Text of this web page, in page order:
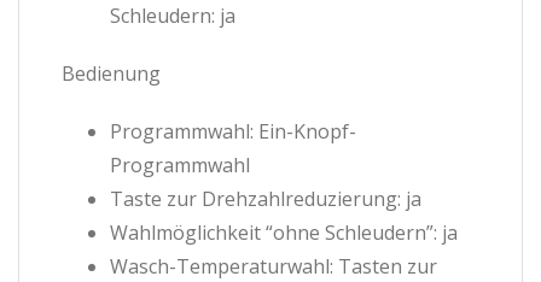
Schleudern: ja
Bedienung
Programmwahl: Ein-Knopf-
Programmwahl
Taste zur Drehzahlreduzierung: ja
Wahlmöglichkeit “ohne Schleudern”: ja
Wasch-Temperaturwahl: Tasten zur